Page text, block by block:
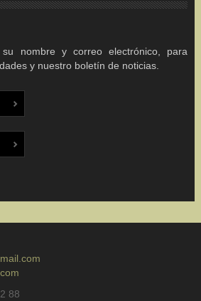
nombre y correo electrónico, para
y nuestro boletín de noticias.
88